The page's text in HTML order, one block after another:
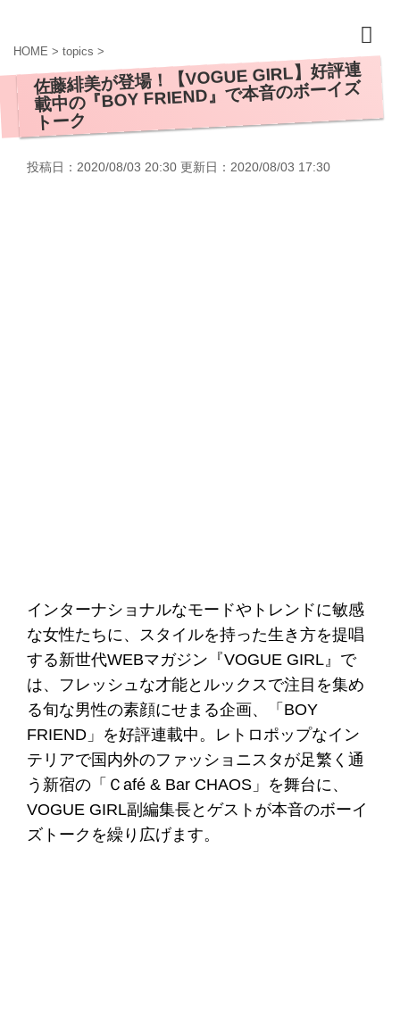
HOME > topics >
佐藤緋美が登場！【VOGUE GIRL】好評連
載中の『BOY FRIEND』で本音のボーイズ
トーク
投稿日：2020/08/03 20:30 更新日： 2020/08/03 17:30
インターナショナルなモードやトレンドに敏感
な女性たちに、スタイルを持った生き方を提唱
する新世代WEBマガジン『VOGUE GIRL』で
は、フレッシュな才能とルックスで注目を集め
る旬な男性の素顔にせまる企画、「BOY
FRIEND」を好評連載中。レトロポップなイン
テリアで国内外のファッショニスタが足繁く通
う新宿の「Ｃafé & Bar CHAOS」を舞台に、
VOGUE GIRL副編集長とゲストが本音のボーイ
ズトークを繰り広げます。